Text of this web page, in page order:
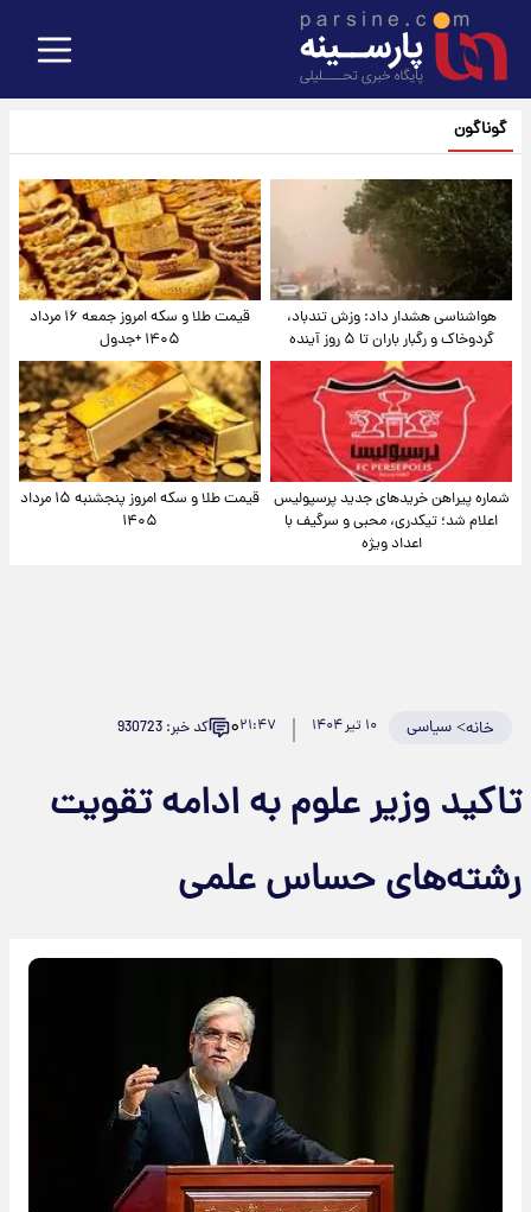
گوناگون
هواشناسی هشدار داد: وزش تندباد،
گردوخاک و رگبار باران تا ۵ روز آینده
قیمت طلا و سکه امروز جمعه ۱۶ مرداد
۱۴۰۵ +جدول
شماره پیراهن خریدهای جدید پرسپولیس
اعلام شد؛ تیکدری، محبی و سرگیف با
اعداد ویژه
قیمت طلا و سکه امروز پنجشنبه ۱۵ مرداد
۱۴۰۵
خانه>سیاسی ۱۰ تیر ۱۴۰۴ ۲۱:۴۷۰ کد خبر: 930723
تاکید وزیر علوم به ادامه تقویت
رشته‌های حساس علمی